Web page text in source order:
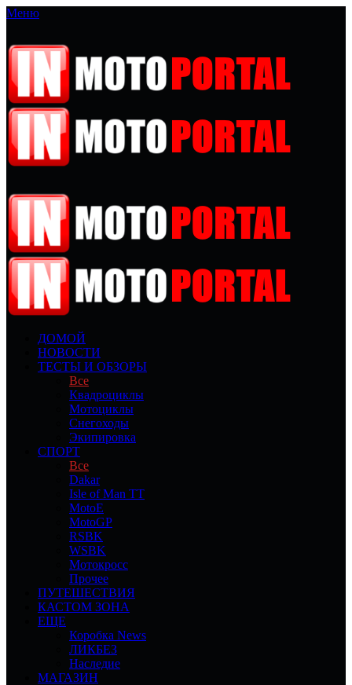
Меню
ДОМОЙ
НОВОСТИ
ТЕСТЫ И ОБЗОРЫ
Все
Квадроциклы
Мотоциклы
Снегоходы
Экипировка
СПОРТ
Все
Dakar
Isle of Man TT
MotoE
MotoGP
RSBK
WSBK
Мотокросс
Прочее
ПУТЕШЕСТВИЯ
КАСТОМ ЗОНА
ЕЩЕ
Коробка News
ЛИКБЕЗ
Наследие
МАГАЗИН